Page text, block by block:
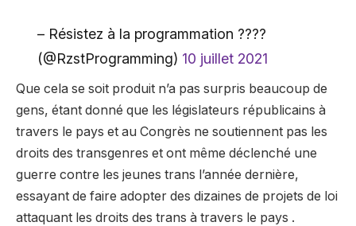
– Résistez à la programmation ????
(@RzstProgramming) 10 juillet 2021
Que cela se soit produit n’a pas surpris beaucoup de
gens, étant donné que les législateurs républicains à
travers le pays et au Congrès ne soutiennent pas les
droits des transgenres et ont même déclenché une
guerre contre les jeunes trans l’année dernière,
essayant de faire adopter des dizaines de projets de loi
attaquant les droits des trans à travers le pays .